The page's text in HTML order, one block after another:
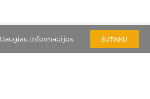
Daugiau informacijos SUTINKU